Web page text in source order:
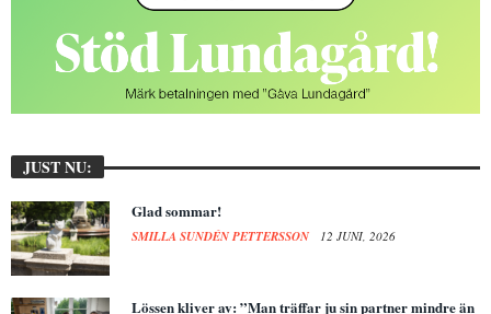
JUST NU:
Glad sommar!
SMILLA SUNDÉN PETTERSSON 12 JUNI, 2026
Lössen kliver av: ”Man träffar ju sin partner mindre än